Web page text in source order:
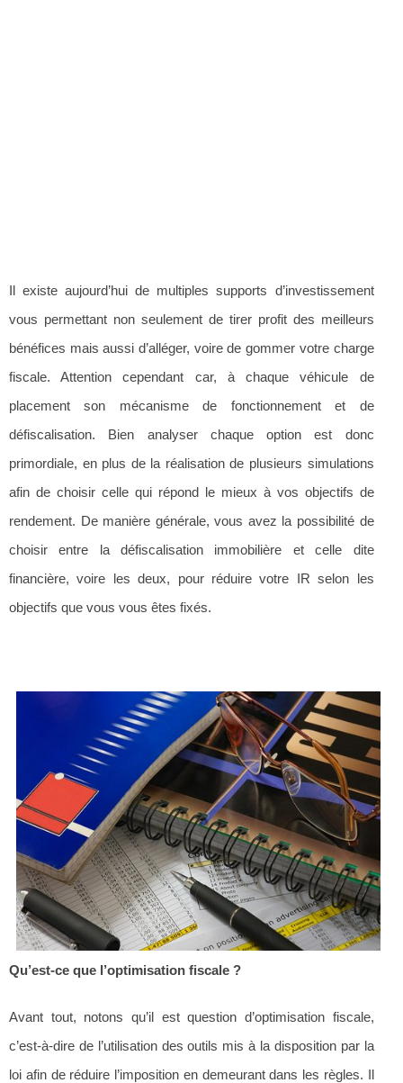
Il existe aujourd’hui de multiples supports d’investissement
vous permettant non seulement de tirer profit des meilleurs
bénéfices mais aussi d’alléger, voire de gommer votre charge
fiscale. Attention cependant car, à chaque véhicule de
placement son mécanisme de fonctionnement et de
défiscalisation. Bien analyser chaque option est donc
primordiale, en plus de la réalisation de plusieurs simulations
afin de choisir celle qui répond le mieux à vos objectifs de
rendement. De manière générale, vous avez la possibilité de
choisir entre la défiscalisation immobilière et celle dite
financière, voire les deux, pour réduire votre IR selon les
objectifs que vous vous êtes fixés.
Qu’est-ce que l’optimisation fiscale ?
Avant tout, notons qu’il est question d’optimisation fiscale,
c’est-à-dire de l’utilisation des outils mis à la disposition par la
loi afin de réduire l’imposition en demeurant dans les règles. Il